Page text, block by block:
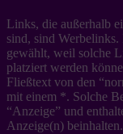
Links, die außerhalb
sind, sind
gewählt, weil solche
platziert werden
Fließtext von den
mit einem *. Solche
“Anzeige” und
Anzeige(n) beinhalten.